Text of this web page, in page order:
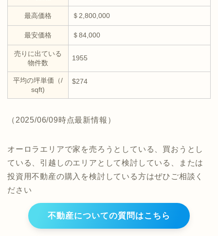
最高価格 ＄2,800,000
最安価格 ＄84,000
売りに出ている
物件数
1955
平均の坪単価（/
sqft)
$274
（2025/06/09時点最新情報）
オーロラエリアで家を売ろうとしている、買おうとし
ている、引越しのエリアとして検討している、または
投資用不動産の購入を検討している方はぜひご相談く
ださい
不動産についての質問はこちら